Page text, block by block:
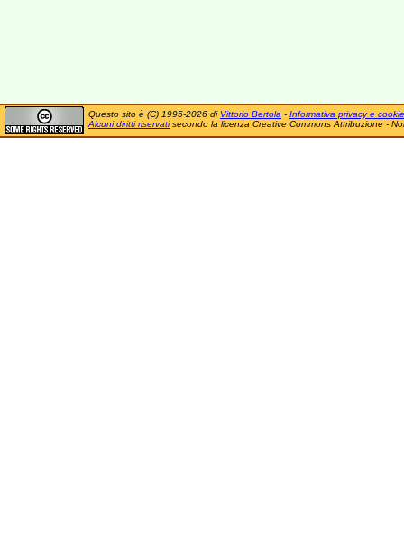
Questo sito è (C) 1995-2026 di Vittorio Bertola - Informativa privacy e cookie
Alcuni diritti riservatisecondo la licenza Creative Commons Attribuzione -